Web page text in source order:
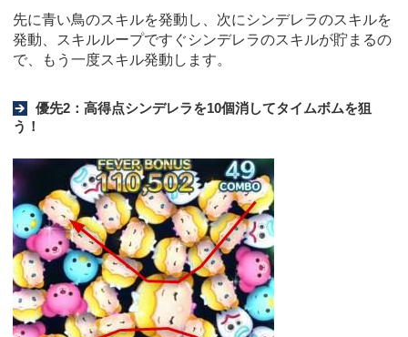
先に青い鳥のスキルを発動し、次にシンデレラのスキルを
発動、スキルループですぐシンデレラのスキルが貯まるの
で、もう一度スキル発動します。
優先2：高得点シンデレラを10個消してタイムボムを狙
う！